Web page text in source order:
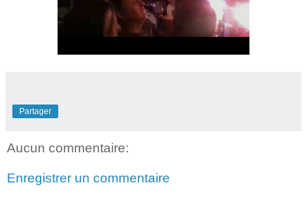
Partager
Aucun commentaire:
Enregistrer un commentaire